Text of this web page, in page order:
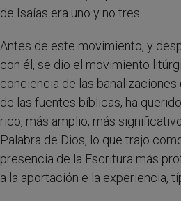
de Isaías era uno y no tres.
Antes de este movimiento, y
con él, se dio el movimiento
conciencia de las banalizaciones
de las fuentes bíblicas, ha
rico, más amplio, más
Palabra de Dios, lo que trajo
presencia de la Escritura más
a la aportación e la experiencia,